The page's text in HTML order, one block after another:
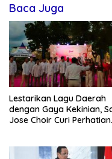
Baca Juga
Lestarikan Lagu Daerah
dengan Gaya Kekinian,
Jose Choir Curi Perhatian